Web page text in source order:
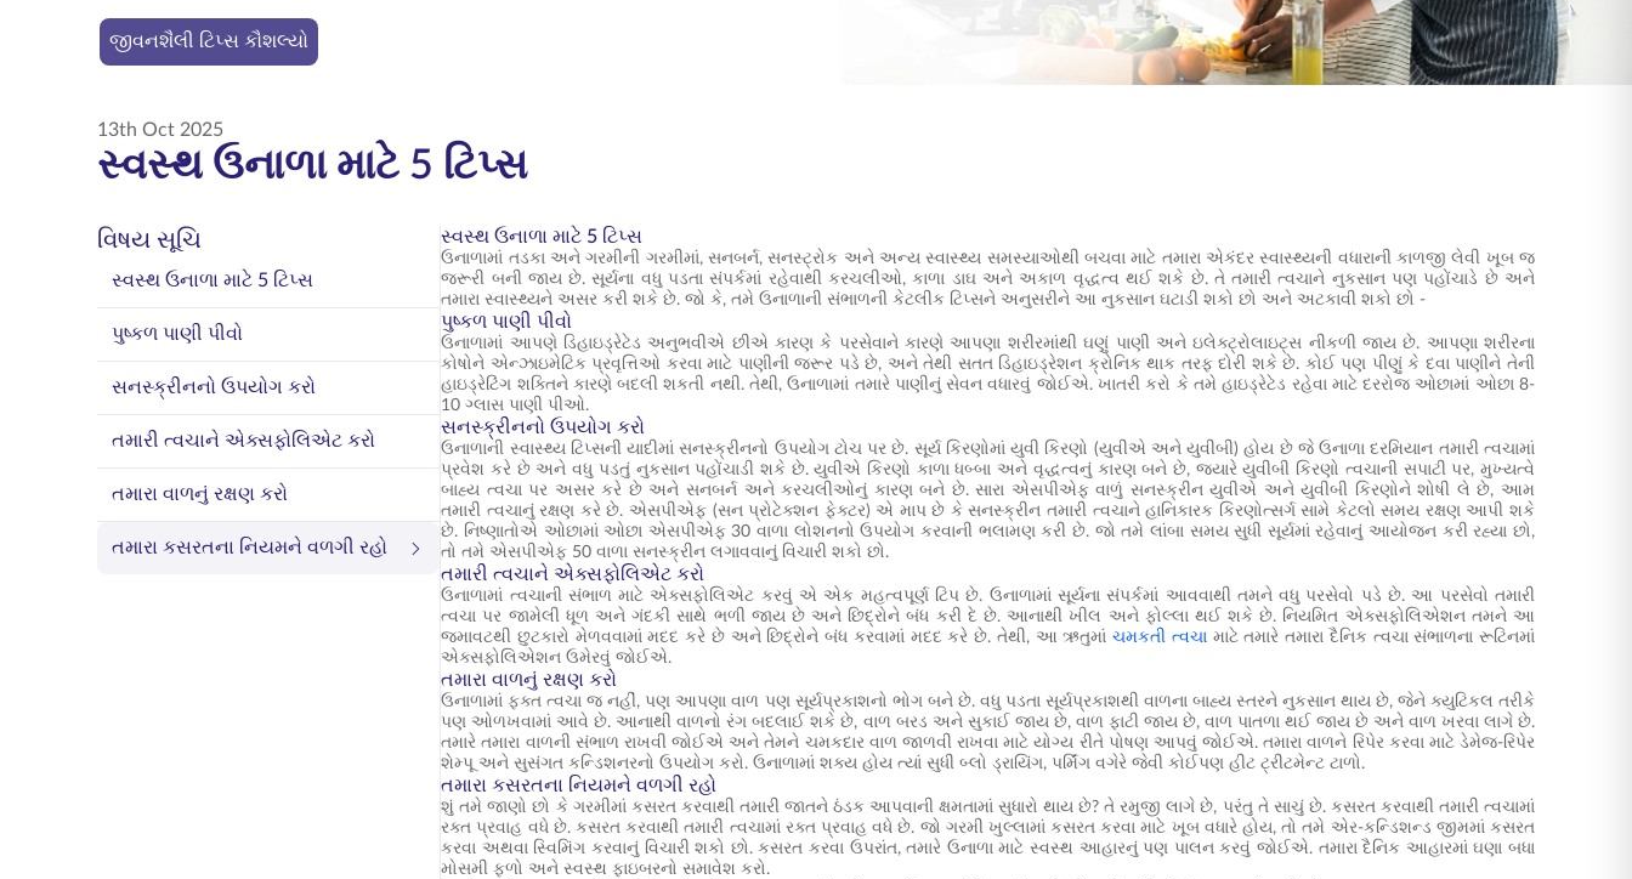
જીવનશૈલી ટિપ્સ કૌશલ્યો
13th Oct 2025
સ્વસ્થ ઉનાળા માટે 5 ટિપ્સ
વિષય સૂચિ
સ્વસ્થ ઉનાળા માટે 5 ટિપ્સ
પુષ્કળ પાણી પીવો
સનસ્ક્રીનનો ઉપયોગ કરો
તમારી ત્વચાને એક્સફોલિએટ કરો
તમારા વાળનું રક્ષણ કરો
તમારા કસરતના નિયમને વળગી રહો
સ્વસ્થ ઉનાળા માટે 5 ટિપ્સ
ઉનાળામાં તડકા અને ગરમીની ગરમીમાં, સનબર્ન, સનસ્ટ્રોક અને અન્ય સ્વાસ્થ્ય સમસ્યાઓથી બચવા માટે તમારા એકંદર સ્વાસ્થ્યની વધારાની કાળજી લેવી ખૂબ જ
જરૂરી બની જાય છે. સૂર્યના વધુ પડતા સંપર્કમાં રહેવાથી કરચલીઓ, કાળા ડાઘ અને અકાળ વૃદ્ધત્વ થઈ શકે છે. તે તમારી ત્વચાને નુકસાન પણ પહોંચાડે છે અને
તમારા સ્વાસ્થ્યને અસર કરી શકે છે. જો કે, તમે ઉનાળાની સંભાળની કેટલીક ટિપ્સને અનુસરીને આ નુકસાન ઘટાડી શકો છો અને અટકાવી શકો છો -
પુષ્કળ પાણી પીવો
ઉનાળામાં આપણે ડિહાઇડ્રેટેડ અનુભવીએ છીએ કારણ કે પરસેવાને કારણે આપણા શરીરમાંથી ઘણું પાણી અને ઇલેક્ટ્રોલાઇટ્સ નીકળી જાય છે. આપણા શરીરના
કોષોને એન્ઝાઇમેટિક પ્રવૃત્તિઓ કરવા માટે પાણીની જરૂર પડે છે, અને તેથી સતત ડિહાઇડ્રેશન ક્રોનિક થાક તરફ દોરી શકે છે. કોઈ પણ પીણું કે દવા પાણીને તેની
હાઇડ્રેટિંગ શક્તિને કારણે બદલી શકતી નથી. તેથી, ઉનાળામાં તમારે પાણીનું સેવન વધારવું જોઈએ. ખાતરી કરો કે તમે હાઇડ્રેટેડ રહેવા માટે દરરોજ ઓછામાં ઓછા 8-
10 ગ્લાસ પાણી પીઓ.
સનસ્ક્રીનનો ઉપયોગ કરો
ઉનાળાની સ્વાસ્થ્ય ટિપ્સની યાદીમાં સનસ્ક્રીનનો ઉપયોગ ટોચ પર છે. સૂર્ય કિરણોમાં યુવી કિરણો (યુવીએ અને યુવીબી) હોય છે જે ઉનાળા દરમિયાન તમારી ત્વચામાં
પ્રવેશ કરે છે અને વધુ પડતું નુકસાન પહોંચાડી શકે છે. યુવીએ કિરણો કાળા ધબ્બા અને વૃદ્ધત્વનું કારણ બને છે, જ્યારે યુવીબી કિરણો ત્વચાની સપાટી પર, મુખ્યત્વે
બાહ્ય ત્વચા પર અસર કરે છે અને સનબર્ન અને કરચલીઓનું કારણ બને છે. સારા એસપીએફ વાળું સનસ્ક્રીન યુવીએ અને યુવીબી કિરણોને શોષી લે છે, આમ
તમારી ત્વચાનું રક્ષણ કરે છે. એસપીએફ (સન પ્રોટેક્શન ફેક્ટર) એ માપ છે કે સનસ્ક્રીન તમારી ત્વચાને હાનિકારક કિરણોત્સર્ગ સામે કેટલો સમય રક્ષણ આપી શકે
છે. નિષ્ણાતોએ ઓછામાં ઓછા એસપીએફ 30 વાળા લોશનનો ઉપયોગ કરવાની ભલામણ કરી છે. જો તમે લાંબા સમય સુધી સૂર્યમાં રહેવાનું આયોજન કરી રહ્યા છો,
તો તમે એસપીએફ 50 વાળા સનસ્ક્રીન લગાવવાનું વિચારી શકો છો.
તમારી ત્વચાને એક્સફોલિએટ કરો
ઉનાળામાં ત્વચાની સંભાળ માટે એક્સફોલિએટ કરવું એ એક મહત્વપૂર્ણ ટિપ છે. ઉનાળામાં સૂર્યના સંપર્કમાં આવવાથી તમને વધુ પરસેવો પડે છે. આ પરસેવો તમારી
ત્વચા પર જામેલી ધૂળ અને ગંદકી સાથે ભળી જાય છે અને છિદ્રોને બંધ કરી દે છે. આનાથી ખીલ અને ફોલ્લા થઈ શકે છે. નિયમિત એક્સફોલિએશન તમને આ
જમાવટથી છુટકારો મેળવવામાં મદદ કરે છે અને છિદ્રોને બંધ કરવામાં મદદ કરે છે. તેથી, આ ઋતુમાંચમકતી ત્વચા માટે તમારે તમારા દૈનિક ત્વચા સંભાળના રૂટિનમાં
એક્સફોલિએશન ઉમેરવું જોઈએ.
તમારા વાળનું રક્ષણ કરો
ઉનાળામાં ફક્ત ત્વચા જ નહીં, પણ આપણા વાળ પણ સૂર્યપ્રકાશનો ભોગ બને છે. વધુ પડતા સૂર્યપ્રકાશથી વાળના બાહ્ય સ્તરને નુકસાન થાય છે, જેને ક્યુટિકલ તરીકે
પણ ઓળખવામાં આવે છે. આનાથી વાળનો રંગ બદલાઈ શકે છે, વાળ બરડ અને સુકાઈ જાય છે, વાળ ફાટી જાય છે, વાળ પાતળા થઈ જાય છે અને વાળ ખરવા લાગે છે.
તમારે તમારા વાળની સંભાળ રાખવી જોઈએ અને તેમને ચમકદાર વાળ જાળવી રાખવા માટે યોગ્ય રીતે પોષણ આપવું જોઈએ. તમારા વાળને રિપેર કરવા માટે ડેમેજ-રિપેર
શેમ્પૂ અને સુસંગત કન્ડિશનરનો ઉપયોગ કરો. ઉનાળામાં શક્ય હોય ત્યાં સુધી બ્લો ડ્રાયિંગ, પર્મિંગ વગેરે જેવી કોઈપણ હીટ ટ્રીટમેન્ટ ટાળો.
તમારા કસરતના નિયમને વળગી રહો
શું તમે જાણો છો કે ગરમીમાં કસરત કરવાથી તમારી જાતને ઠંડક આપવાની ક્ષમતામાં સુધારો થાય છે? તે રમુજી લાગે છે, પરંતુ તે સાચું છે. કસરત કરવાથી તમારી ત્વચામાં
રક્ત પ્રવાહ વધે છે. કસરત કરવાથી તમારી ત્વચામાં રક્ત પ્રવાહ વધે છે. જો ગરમી ખુલ્લામાં કસરત કરવા માટે ખૂબ વધારે હોય, તો તમે એર-કન્ડિશન્ડ જીમમાં કસરત
કરવા અથવા સ્વિમિંગ કરવાનું વિચારી શકો છો. કસરત કરવા ઉપરાંત, તમારે ઉનાળા માટે સ્વસ્થ આહારનું પણ પાલન કરવું જોઈએ. તમારા દૈનિક આહારમાં ઘણા બધા
મોસમી ફળો અને સ્વસ્થ ફાઇબરનો સમાવેશ કરો.